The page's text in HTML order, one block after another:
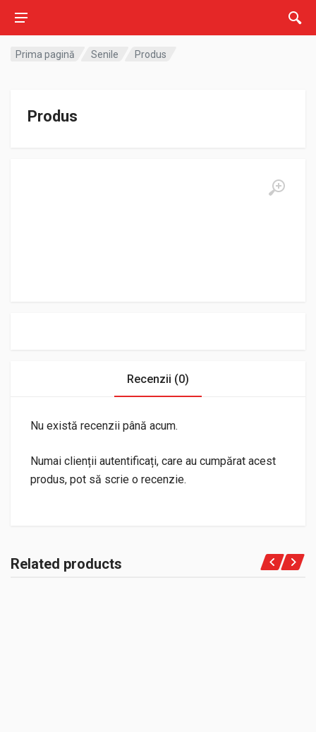
Prima pagină Senile Produs
Produs
Recenzii (0)
Nu există recenzii până acum.
Numai clienții autentificați, care au cumpărat acest
produs, pot să scrie o recenzie.
Related products